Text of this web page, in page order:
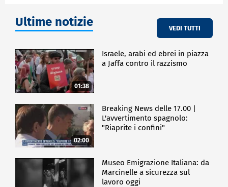
Ultime notizie VEDI TUTTI
01:38
Israele, arabi ed ebrei in piazza
a Jaffa contro il razzismo
02:00
Breaking News delle 17.00 |
L'avvertimento spagnolo:
"Riaprite i confini"
Museo Emigrazione Italiana: da
Marcinelle a sicurezza sul
lavoro oggi